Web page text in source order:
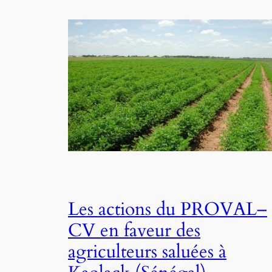
Les actions du PROVAL–
CV en faveur des
agriculteurs saluées à